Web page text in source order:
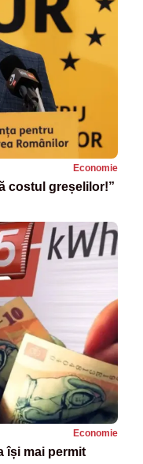
Economie
costul greșelilor!”
Economie
își mai permit